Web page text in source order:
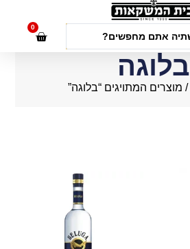
0
בלוגה
/ מוצרים המתויגים “בלוגה”